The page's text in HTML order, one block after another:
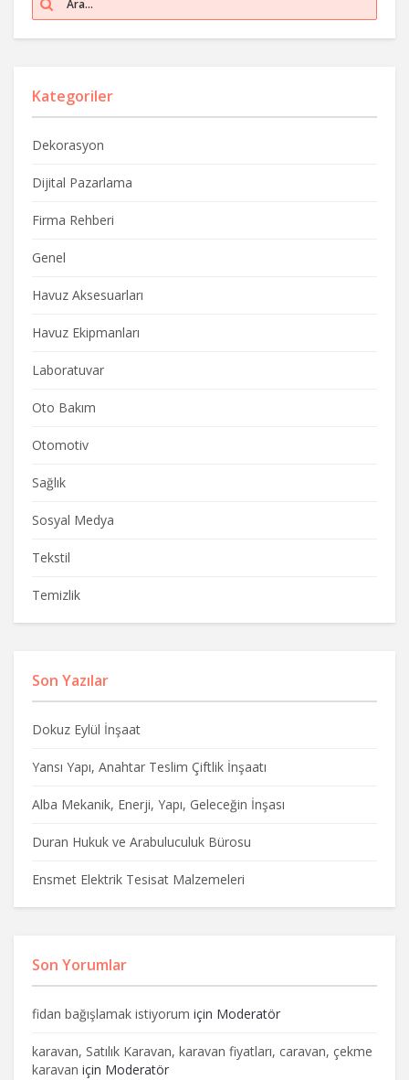
Kategoriler
Dekorasyon
Dijital Pazarlama
Firma Rehberi
Genel
Havuz Aksesuarları
Havuz Ekipmanları
Laboratuvar
Oto Bakım
Otomotiv
Sağlık
Sosyal Medya
Tekstil
Temizlik
Son Yazılar
Dokuz Eylül İnşaat
Yansı Yapı, Anahtar Teslim Çiftlik İnşaatı
Alba Mekanik, Enerji, Yapı, Geleceğin İnşası
Duran Hukuk ve Arabuluculuk Bürosu
Ensmet Elektrik Tesisat Malzemeleri
Son Yorumlar
fidan bağışlamak istiyorum için Moderatör
karavan, Satılık Karavan, karavan fiyatları, caravan, çekme
karavan için Moderatör